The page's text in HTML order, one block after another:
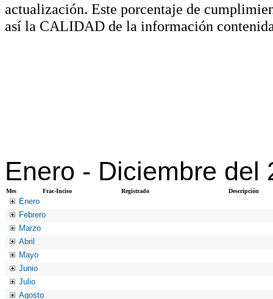
actualización. Este porcentaje de
así la CALIDAD de la información
Enero - Diciembre del
Mes Frac-Inciso Registrado Descripción
Enero
Febrero
Marzo
Abril
Mayo
Junio
Julio
Agosto